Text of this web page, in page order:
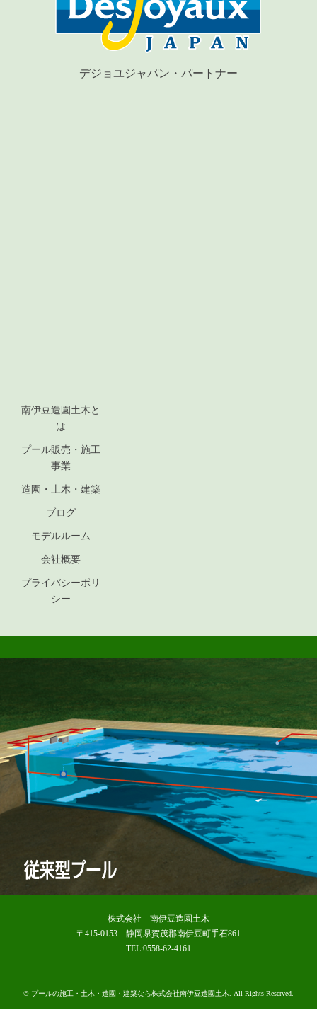
デジョユジャパン・パートナー
南伊豆造園土木と
は
プール販売・施工
事業
造園・土木・建築
ブログ
モデルルーム
会社概要
プライバシーポリ
シー
株式会社 南伊豆造園土木
〒415-0153 静岡県賀茂郡南伊豆町手石861
TEL:0558-62-4161
© プールの施工・土木・造園・建築なら株式会社南伊豆造園土木. All Rights Reserved.